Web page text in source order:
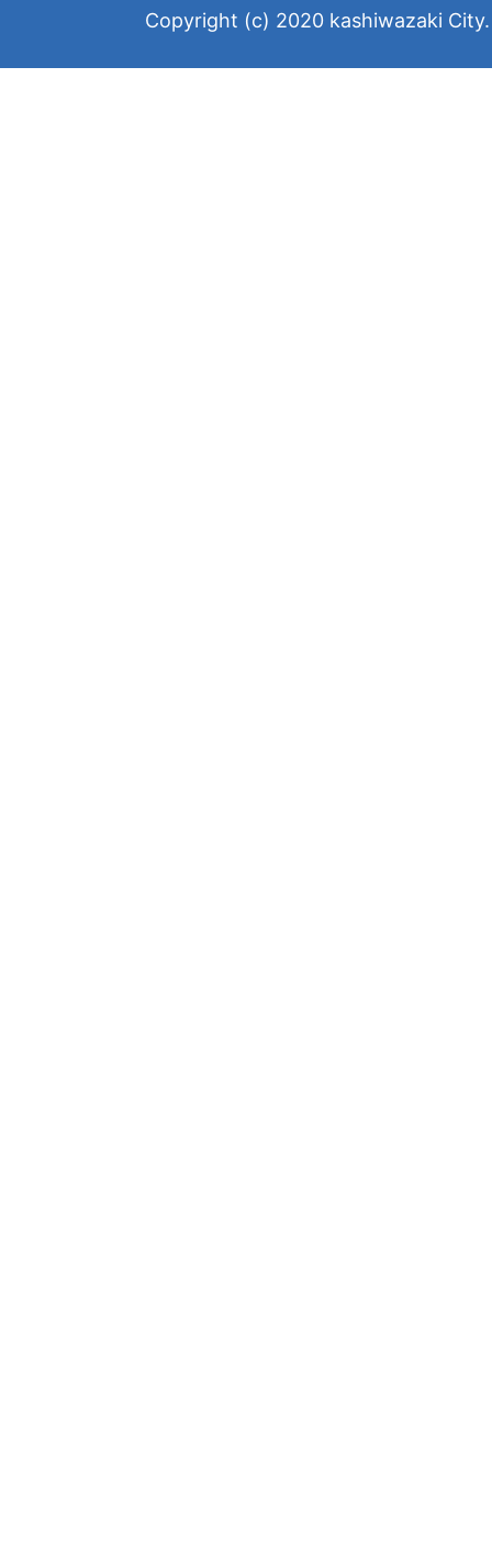
Copyright (c) 2020 kashiwazaki